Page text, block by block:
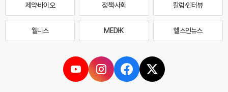
제약·바이오 정책·사회 칼럼·인터뷰
웰니스 MEDI·K 헬스인뉴스